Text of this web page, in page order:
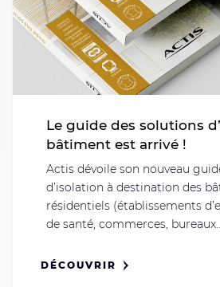
Le guide des solutions
bâtiment est arrivé !
Actis dévoile son nouveau
d’isolation à destination des
résidentiels (établissements
de santé, commerces,
DÉCOUVRIR